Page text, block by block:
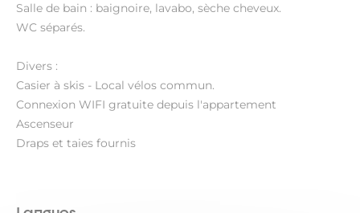
Salle de bain : baignoire, lavabo, sèche cheveux.
WC séparés.
Divers :
Casier à skis - Local vélos commun.
Connexion WIFI gratuite depuis l'appartement
Ascenseur
Draps et taies fournis